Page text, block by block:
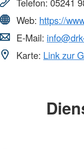
Web: https://
E-Mail:
Karte: Link zur